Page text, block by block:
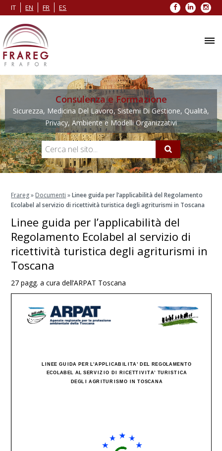
IT EN FR ES Facebook
LinkedIn
Consulenza e Formazione
Sicurezza, Medicina Del Lavoro, Sistemi Di Gestione, Qualità,
Privacy, Ambiente e Modelli Organizzativi
Frareg» Documenti »Linee guida per l’applicabilità del Regolamento
Ecolabel al servizio di ricettività turistica degli agriturismi in Toscana
Linee guida per l’applicabilità del
Regolamento Ecolabel al servizio di
ricettività turistica degli agriturismi in
Toscana
27 pagg. a cura dell’ARPAT Toscana